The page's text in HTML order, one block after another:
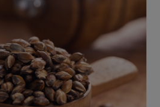
乳製品
米麵雜糧
一籃菜真心話
合作聯合國
生活提案
親子食育